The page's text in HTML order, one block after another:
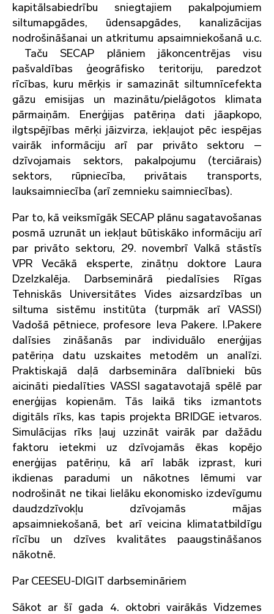
kapitālsabiedrību sniegtajiem pakalpojumiem
siltumapgādes, ūdensapgādes, kanalizācijas
nodrošināšanai un atkritumu apsaimniekošanā u.c.
Taču SECAP plāniem jākoncentrējas visu
pašvaldības ģeogrāfisko teritoriju, paredzot
rīcības, kuru mērķis ir samazināt siltumnīcefekta
gāzu emisijas un mazinātu/pielāgotos klimata
pārmaiņām. Enerģijas patēriņa dati jāapkopo,
ilgtspējības mērķi jāizvirza, iekļaujot pēc iespējas
vairāk informāciju arī par privāto sektoru –
dzīvojamais sektors, pakalpojumu (terciārais)
sektors, rūpniecība, privātais transports,
lauksaimniecība (arī zemnieku saimniecības).
Par to, kā veiksmīgāk SECAP plānu sagatavošanas
posmā uzrunāt un iekļaut būtiskāko informāciju arī
par privāto sektoru, 29. novembrī Valkā stāstīs
VPR Vecākā eksperte, zinātņu doktore Laura
Dzelzkalēja. Darbseminārā piedalīsies Rīgas
Tehniskās Universitātes Vides aizsardzības un
siltuma sistēmu institūta (turpmāk arī VASSI)
Vadošā pētniece, profesore Ieva Pakere. I.Pakere
dalīsies zināšanās par individuālo enerģijas
patēriņa datu uzskaites metodēm un analīzi.
Praktiskajā daļā darbsemināra dalībnieki būs
aicināti piedalīties VASSI sagatavotajā spēlē par
enerģijas kopienām. Tās laikā tiks izmantots
digitāls rīks, kas tapis projekta BRIDGE ietvaros.
Simulācijas rīks ļauj uzzināt vairāk par dažādu
faktoru ietekmi uz dzīvojamās ēkas kopējo
enerģijas patēriņu, kā arī labāk izprast, kuri
ikdienas paradumi un nākotnes lēmumi var
nodrošināt ne tikai lielāku ekonomisko izdevīgumu
daudzdzīvokļu dzīvojamās mājas
apsaimniekošanā, bet arī veicina klimatatbildīgu
rīcību un dzīves kvalitātes paaugstināšanos
nākotnē.
Par CEESEU-DIGIT darbsemināriem
Sākot ar šī gada 4. oktobri vairākās Vidzemes